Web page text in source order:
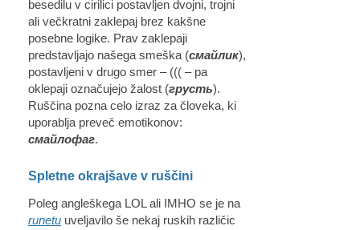
besedilu v cirilici postavljen dvojni, trojni
ali večkratni zaklepaj brez kakšne
posebne logike. Prav zaklepaji
predstavljajo našega smeška (смайлик),
postavljeni v drugo smer – ((( – pa
oklepaji označujejo žalost (грусть).
Ruščina pozna celo izraz za človeka, ki
uporablja preveč emotikonov:
смайлофаг.
Spletne okrajšave v ruščini
Poleg angleškega LOL ali IMHO se je na
runetu uveljavilo še nekaj ruskih različic